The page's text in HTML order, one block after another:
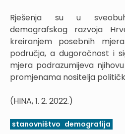
Rješenja su u
demografskog razvoja
kreiranjem posebnih
područja, a dugoročnost i
mjera podrazumijeva
promjenama nositelja
(HINA, 1. 2. 2022.)
stanovništvo demografija